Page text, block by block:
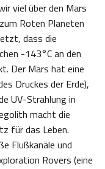
viel über den Mars
Roten Planeten
dass die
-143°C an den
Der Mars hat eine
Druckes der Erde),
UV-Strahlung in
macht die
für das Leben.
Flußkanäle und
Rovers (eine